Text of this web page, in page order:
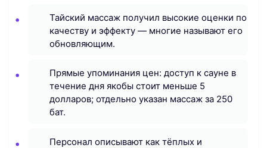
Тайский массаж получил высокие оценки по
качеству и эффекту — многие называют его
обновляющим.
Прямые упоминания цен: доступ к сауне в
течение дня якобы стоит меньше 5
долларов; отдельно указан массаж за 250
бат.
Персонал описывают как тёплых и